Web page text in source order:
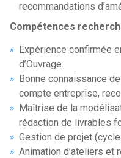
recommandations
Compétences
Expérience confirmée
d’Ouvrage.
Bonne connaissance
compte entreprise,
Maîtrise de la
rédaction de livrables
Gestion de projet
Animation d’ateliers et